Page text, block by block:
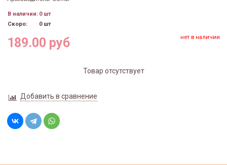
В наличии: 0 шт
Скоро:
0 шт
189.00 руб нет в наличии
Товар отсутствует
Добавить в сравнение